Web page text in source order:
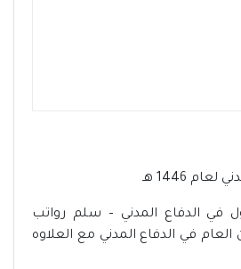
1446 هـ
في الدفاع المدني – سلم رواتب
في الدفاع المدني مع العلاوه